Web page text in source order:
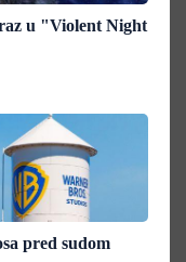
u "Violent Night
pred sudom